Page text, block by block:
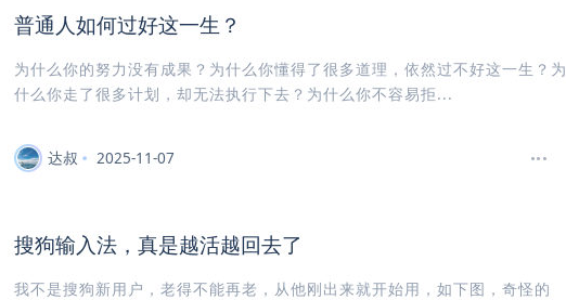
普通人如何过好这一生？
为什么你的努力没有成果？为什么你懂得了很多道理，依然过不好这一生？为
什么你走了很多计划，却无法执行下去？为什么你不容易拒...
达叔 2025-11-07
搜狗输入法，真是越活越回去了
我不是搜狗新用户，老得不能再老，从他刚出来就开始用，如下图，奇怪的